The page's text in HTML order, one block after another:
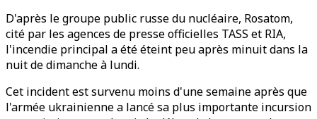
D'après le groupe public russe du nucléaire, Rosatom,
cité par les agences de presse officielles TASS et RIA,
l'incendie principal a été éteint peu après minuit dans la
nuit de dimanche à lundi.
Cet incident est survenu moins d'une semaine après que
l'armée ukrainienne a lancé sa plus importante incursion